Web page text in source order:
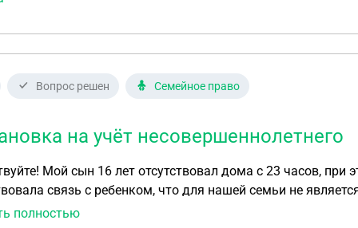
Вопрос решен Семейное право
на учёт несовершеннолетнего
Мой сын 16 лет отсутствовал дома с 23 часов,
связь с ребенком, что для нашей семьи не
до него и друзей (информация от друзей была, что
полностью